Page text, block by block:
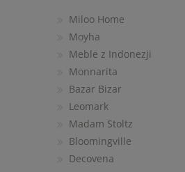
Miloo Home
Moyha
Meble z Indonezji
Monnarita
Bazar Bizar
Leomark
Madam Stoltz
Bloomingville
Decovena